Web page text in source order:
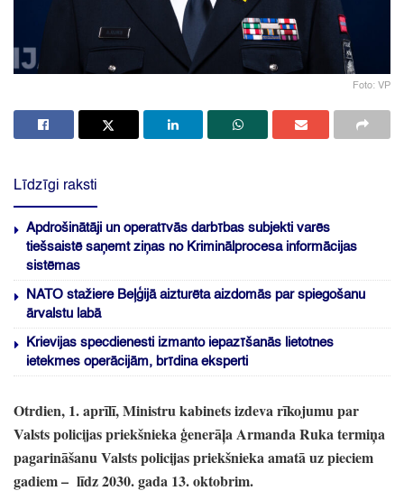
Foto: VP
Līdzīgi raksti
Apdrošinātāji un operatīvās darbības subjekti varēs
tiešsaistē saņemt ziņas no Kriminālprocesa informācijas
sistēmas
NATO stažiere Beļģijā aizturēta aizdomās par spiegošanu
ārvalstu labā
Krievijas specdienesti izmanto iepazīšanās lietotnes
ietekmes operācijām, brīdina eksperti
Otrdien, 1.aprīlī,Ministru kabinets izdeva rīkojumu par
Valsts policijas priekšnieka ģenerāļa Armanda Ruka termiņa
pagarināšanu Valsts policijas priekšnieka amatā uz pieciem
gadiem– līdz 2030.gada 13.oktobrim.